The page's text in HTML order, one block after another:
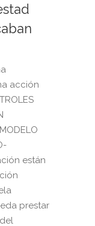
acción
están
prestar